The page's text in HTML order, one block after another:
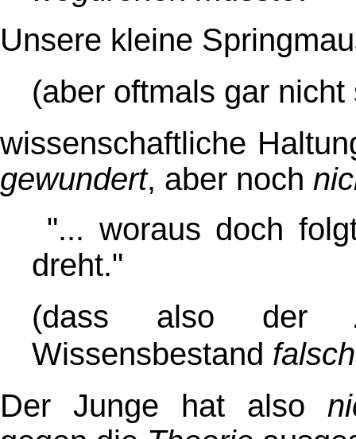
Unsere kleine
(aber oftmals gar
wissenschaftliche
gewundert, aber noch
"... woraus doch
dreht."
(dass also der
Wissensbestand falsch
Der Junge hat also